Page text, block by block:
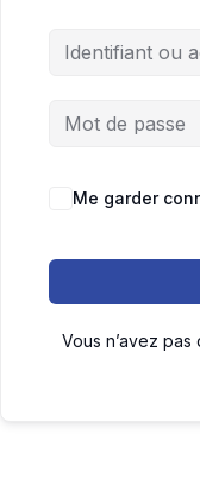
Me garder
Vous n’avez pas